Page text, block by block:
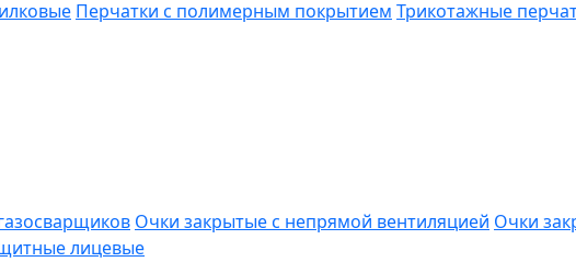
Перчатки с полимерным покрытием Трикотажные
Очки закрытые с непрямой вентиляцией Очки
лицевые